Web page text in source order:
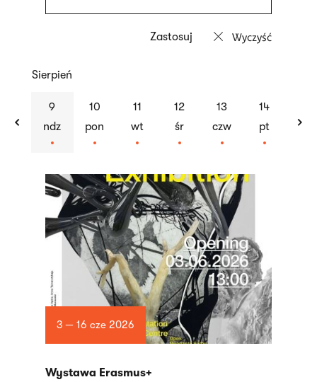
Wyczyść
previous
Sierpień
9
ndz
10
pon
11
wt
12
śr
13
czw
14
pt
Lista
artykułów
3 — 16 cze 2026
Wystawa Erasmus+